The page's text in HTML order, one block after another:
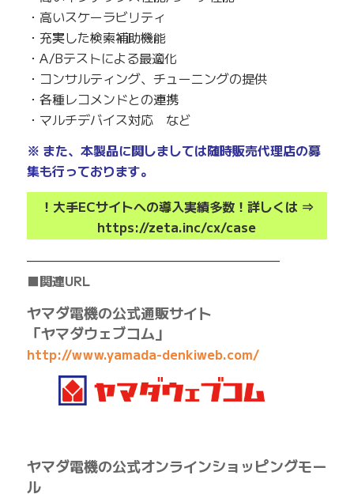
・高いスケーラビリティ
・充実した検索補助機能
・A/Bテストによる最適化
・コンサルティング、チューニングの提供
・各種レコメンドとの連携
・マルチデバイス対応 など
※ また、本製品に関しましては随時販売代理店の募
集も行っております。
！大手ECサイトへの導入実績多数！詳しくは ⇒
https://zeta.inc/cx/case
————————————————————
■関連URL
ヤマダ電機の公式通販サイト
「ヤマダウェブコム」
http://www.yamada-denkiweb.com/
ヤマダ電機の公式オンラインショッピングモー
ル